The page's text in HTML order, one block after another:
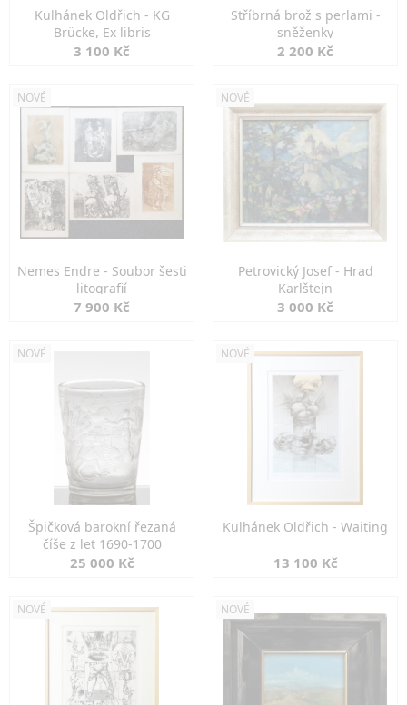
Kulhánek Oldřich - KG
Brücke, Ex libris
3 100 Kč
Stříbrná brož s perlami -
sněženky
2 200 Kč
NOVÉ
Nemes Endre - Soubor šesti
litografií
7 900 Kč
NOVÉ
Petrovický Josef - Hrad
Karlštejn
3 000 Kč
NOVÉ
Špičková barokní řezaná
číše z let 1690-1700
25 000 Kč
NOVÉ
Kulhánek Oldřich - Waiting
13 100 Kč
NOVÉ NOVÉ